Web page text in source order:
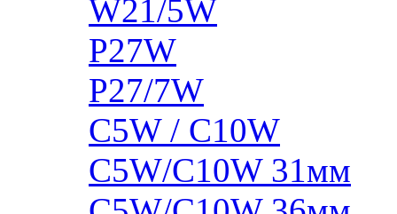
W21/5W
P27W
P27/7W
C5W / C10W
C5W/C10W 31мм